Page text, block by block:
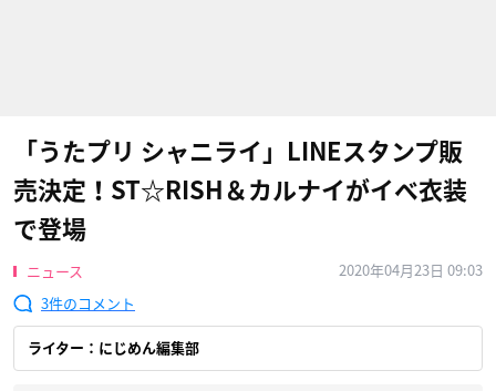
「うたプリ シャニライ」LINEスタンプ販
売決定！ST☆RISH＆カルナイがイベ衣装
で登場
ニュース
2020年04月23日 09:03
3
ライター：にじめん編集部